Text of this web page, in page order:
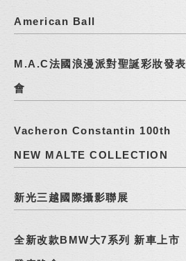
American Ball
M.A.C法國浪漫派對聖誕彩妝發表
會
Vacheron Constantin 100th
NEW MALTE COLLECTION
新光三越國際攝影聯展
全新改款BMW大7系列 新車上市